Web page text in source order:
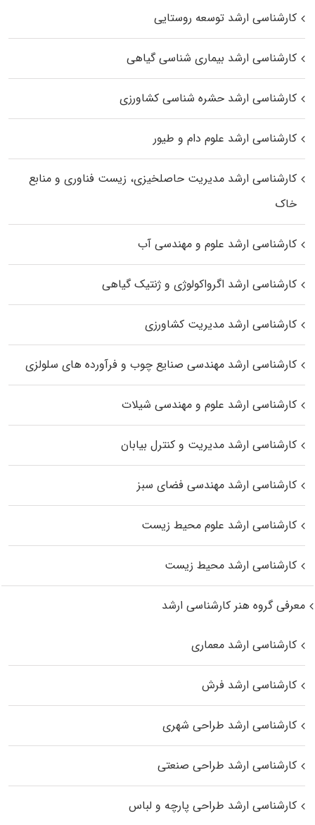
کارشناسی ارشد توسعه روستایی
کارشناسی ارشد بیماری‌ شناسی گیاهی
کارشناسی ارشد حشره‌ شناسی کشاورزی
کارشناسی ارشد علوم دام و طیور
کارشناسی ارشد مدیریت حاصلخیزی، زیست فناوری و منابع
خاک
کارشناسی ارشد علوم و مهندسی آب
کارشناسی ارشد اگرواکولوژی و ژنتیک گیاهی
کارشناسی ارشد مدیریت کشاورزی
کارشناسی ارشد مهندسی صنایع چوب و فرآورده‌ های سلولزی
کارشناسی ارشد علوم و مهندسی شیلات
کارشناسی ارشد مدیریت و کنترل بیابان
کارشناسی ارشد مهندسی فضای سبز
کارشناسی ارشد علوم محیط‌ زیست
کارشناسی ارشد محیط زیست
معرفی گروه هنر کارشناسی ارشد
کارشناسی ارشد معماری
کارشناسی ارشد فرش
کارشناسی ارشد طراحی شهری
کارشناسی ارشد طراحی صنعتی
کارشناسی ارشد طراحی پارچه و لباس